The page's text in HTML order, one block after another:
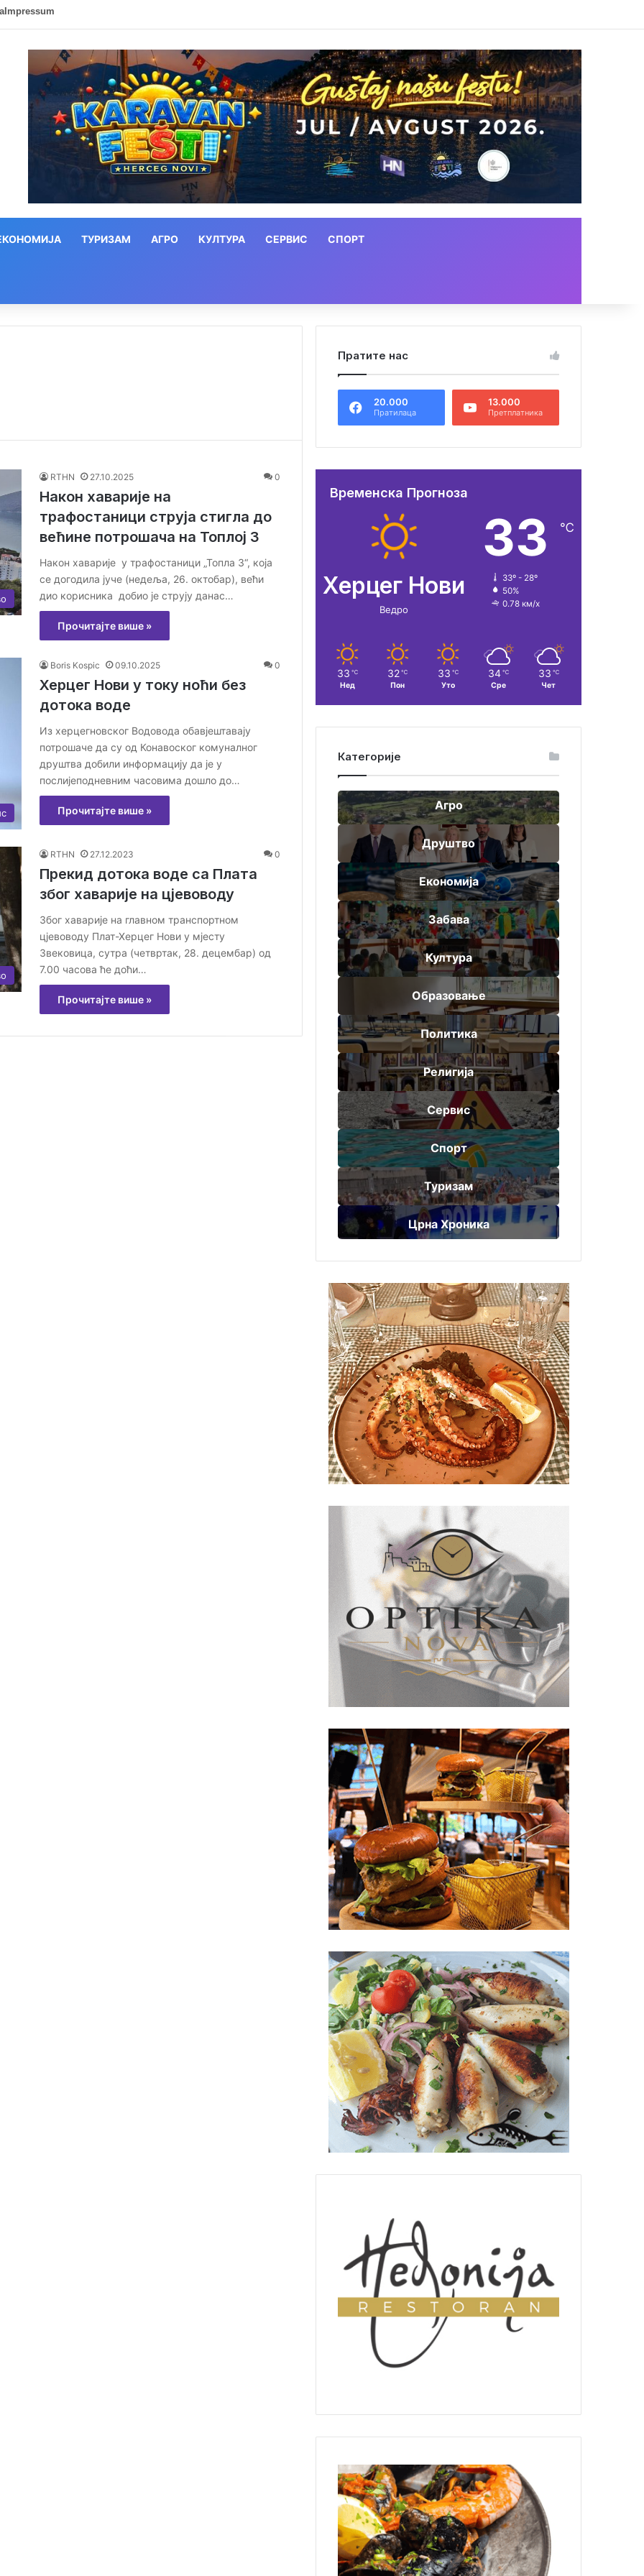
Impressum
ТУРИЗАМ АГРО КУЛТУРА СЕРВИС СПОРТ
RTHN 27.10.2025 0
Након хаварије на
трафостаници струја стигла до
већине потрошача на Топлој 3
Након хаварије у трафостаници „Топла 3“, која
се догодила јуче (недеља, 26. октобар), већи
дио корисника добио је струју данас…
Прочитајте више »
Boris Kospic 09.10.2025 0
Херцег Нови у току ноћи без
дотока воде
Из херцегновског Водовода обавјештавају
потрошаче да су од Конавоског комуналног
друштва добили информацију да је у
послијеподневним часовима дошло до…
Прочитајте више »
RTHN 27.12.2023 0
Прекид дотока воде са Плата
због хаварије на цјевоводу
Због хаварије на главном транспортном
цјевоводу Плат-Херцег Нови у мјесту
Звековица, сутра (четвртак, 28. децембар) од
7.00 часова ће доћи…
Прочитајте више »
Пратите нас
20.000
Пратилаца
13.000
Претплатника
Временска Прогноза
Херцег Нови
Ведро
33 ℃
33º - 28º
50%
0.78 км/х
33 ℃
Нед
32 ℃
Пон
33 ℃
Уто
34 ℃
Сре
33 ℃
Чет
Категорије
Агро
Друштво
Економија
Забава
Култура
Образовање
Политика
Религија
Сервис
Спорт
Туризам
Црна Хроника